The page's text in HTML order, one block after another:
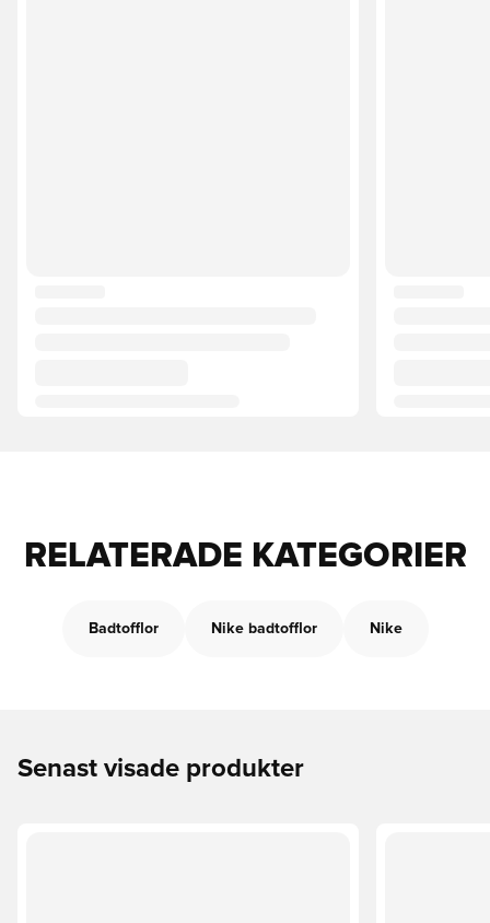
RELATERADE KATEGORIER
Badtofflor Nike badtofflor Nike
Senast visade produkter